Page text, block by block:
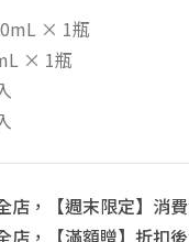
× 1瓶
× 1瓶
店，【週末限定】消
店，【滿額贈】折扣